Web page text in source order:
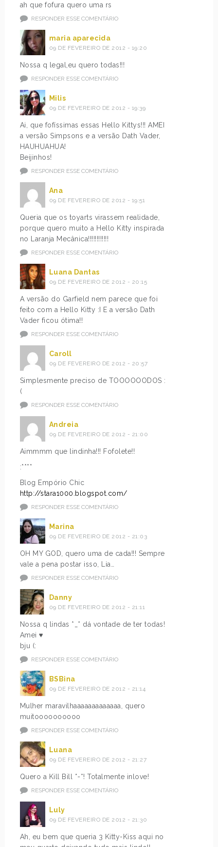
ah que fofura quero uma rs
RESPONDER ESSE COMENTÁRIO
maria aparecida
09 DE FEVEREIRO DE 2012 - 19:20
Nossa q legal,eu quero todas!!!
RESPONDER ESSE COMENTÁRIO
Milis
09 DE FEVEREIRO DE 2012 - 19:39
Ai, que fofíssimas essas Hello Kittys!!! AMEI
a versão Simpsons e a versão Dath Vader,
HAUHUAHUA!
Beijinhos!
RESPONDER ESSE COMENTÁRIO
Ana
09 DE FEVEREIRO DE 2012 - 19:51
Queria que os toyarts virassem realidade,
porque quero muito a Hello Kitty inspirada
no Laranja Mecânica!!!!!!!!!!!!
RESPONDER ESSE COMENTÁRIO
Luana Dantas
09 DE FEVEREIRO DE 2012 - 20:15
A versão do Garfield nem parece que foi
feito com a Hello Kitty :I E a versão Dath
Vader ficou ótima!!
RESPONDER ESSE COMENTÁRIO
Caroll
09 DE FEVEREIRO DE 2012 - 20:57
Simplesmente preciso de TOOOOOODOS :
(
RESPONDER ESSE COMENTÁRIO
Andreia
09 DE FEVEREIRO DE 2012 - 21:00
Aimmmm que lindinha!!! Fofolete!!
:****
Blog Empório Chic
http://stara1000.blogspot.com/
RESPONDER ESSE COMENTÁRIO
Marina
09 DE FEVEREIRO DE 2012 - 21:03
OH MY GOD, quero uma de cada!!! Sempre
vale a pena postar isso, Lia…
RESPONDER ESSE COMENTÁRIO
Danny
09 DE FEVEREIRO DE 2012 - 21:11
Nossa q lindas *_* dá vontade de ter todas!
Amei ♥
bju (:
RESPONDER ESSE COMENTÁRIO
BSBina
09 DE FEVEREIRO DE 2012 - 21:14
Mulher maravilhaaaaaaaaaaaaa, quero
muitoooooooooo
RESPONDER ESSE COMENTÁRIO
Luana
09 DE FEVEREIRO DE 2012 - 21:27
Quero a Kill Bill *-*! Totalmente inlove!
RESPONDER ESSE COMENTÁRIO
Luly
09 DE FEVEREIRO DE 2012 - 21:30
Ah, eu bem que queria 3 Kitty-Kiss aqui no